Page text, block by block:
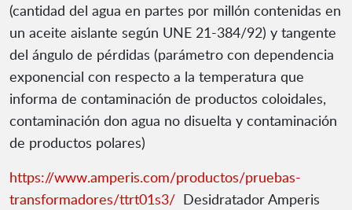
(cantidad del agua en partes por millón contenidas en
un aceite aislante según UNE 21-384/92) y tangente
del ángulo de pérdidas (parámetro con dependencia
exponencial con respecto a la temperatura que
informa de contaminación de productos coloidales,
contaminación don agua no disuelta y contaminación
de productos polares)
https://www.amperis.com/productos/pruebas-
transformadores/ttrt01s3/ Desidratador Amperis